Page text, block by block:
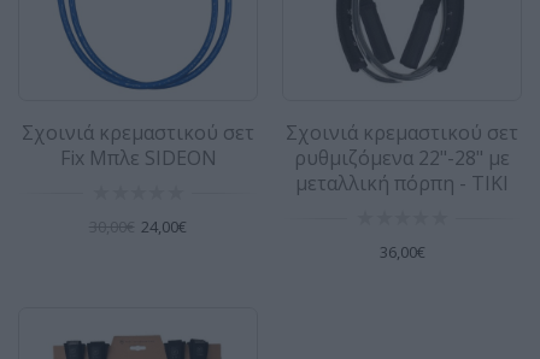
Σχοινιά κρεμαστικού σετ
Fix Μπλε SIDEON
24,00€
Σχοινιά κρεμαστικού σετ
ρυθμιζόμενα 22"-28" με
μεταλλική πόρπη - TIKI
36,00€